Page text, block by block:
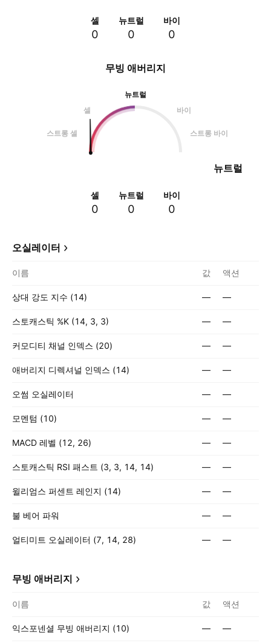
셀
0
뉴트럴
0
바이
0
무빙 애버리지
뉴트럴
셀
바이
스트롱 셀 스트롱 바이
뉴트럴
셀
0
뉴트럴
0
바이
0
오실레이터
이름 값 액션
상대 강도 지수 (14) — —
스토캐스틱 %K (14, 3, 3) — —
커모디티 채널 인덱스 (20) — —
애버리지 디렉셔널 인덱스 (14) — —
오썸 오실레이터 — —
모멘텀 (10) — —
MACD 레벨 (12, 26) — —
스토캐스틱 RSI 패스트 (3, 3, 14, 14) — —
윌리엄스 퍼센트 레인지 (14) — —
불 베어 파워 — —
얼티미트 오실레이터 (7, 14, 28) — —
무빙 애버리지
이름 값 액션
익스포넨셜 무빙 애버리지 (10) — —